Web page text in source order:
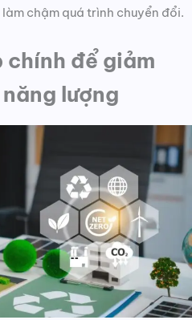
chậm quá trình chuyển đổi.
chính để giảm
lượng